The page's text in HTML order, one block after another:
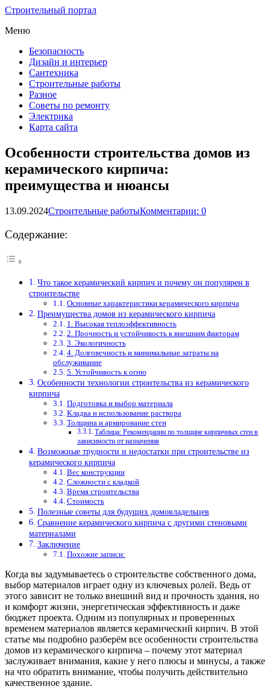
Строительный портал
Меню
Безопасность
Дизайн и интерьер
Сантехника
Строительные работы
Разное
Советы по ремонту
Электрика
Карта сайта
Особенности строительства домов из
керамического кирпича:
преимущества и нюансы
13.09.2024Строительные работыКомментарии: 0
Содержание:
Что такое керамический кирпич и почему он популярен в
строительстве
Основные характеристики керамического кирпича
Преимущества домов из керамического кирпича
1. Высокая теплоэффективность
2. Прочность и устойчивость к внешним факторам
3. Экологичность
4. Долговечность и минимальные затраты на
обслуживание
5. Устойчивость к огню
Особенности технологии строительства из керамического
кирпича
Подготовка и выбор материала
Кладка и использование раствора
Толщина и армирование стен
Таблица: Рекомендации по толщине кирпичных стен в
зависимости от назначения
Возможные трудности и недостатки при строительстве из
керамического кирпича
Вес конструкции
Сложности с кладкой
Время строительства
Стоимость
Полезные советы для будущих домовладельцев
Сравнение керамического кирпича с другими стеновыми
материалами
Заключение
Похожие записи:
Когда вы задумываетесь о строительстве собственного дома,
выбор материалов играет одну из ключевых ролей. Ведь от
этого зависит не только внешний вид и прочность здания, но
и комфорт жизни, энергетическая эффективность и даже
бюджет проекта. Одним из популярных и проверенных
временем материалов является керамический кирпич. В этой
статье мы подробно разберём все особенности строительства
домов из керамического кирпича – почему этот материал
заслуживает внимания, какие у него плюсы и минусы, а также
на что обратить внимание, чтобы получить действительно
качественное здание.